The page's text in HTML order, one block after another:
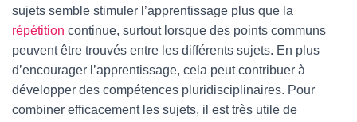
sujets semble stimuler l’apprentissage plus que la
répétition continue, surtout lorsque des points communs
peuvent être trouvés entre les différents sujets. En plus
d’encourager l’apprentissage, cela peut contribuer à
développer des compétences pluridisciplinaires. Pour
combiner efficacement les sujets, il est très utile de